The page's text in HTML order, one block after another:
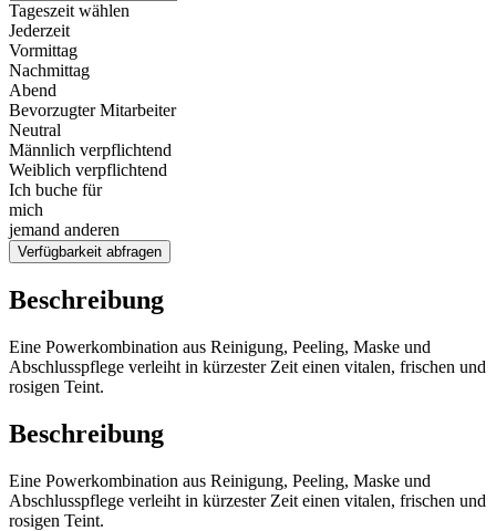
Tageszeit wählen
Jederzeit
Vormittag
Nachmittag
Abend
Bevorzugter Mitarbeiter
Neutral
Männlich verpflichtend
Weiblich verpflichtend
Ich buche für
mich
jemand anderen
Verfügbarkeit abfragen
Beschreibung
Eine Powerkombination aus Reinigung, Peeling, Maske und
Abschlusspflege verleiht in kürzester Zeit einen vitalen, frischen und
rosigen Teint.
Beschreibung
Eine Powerkombination aus Reinigung, Peeling, Maske und
Abschlusspflege verleiht in kürzester Zeit einen vitalen, frischen und
rosigen Teint.